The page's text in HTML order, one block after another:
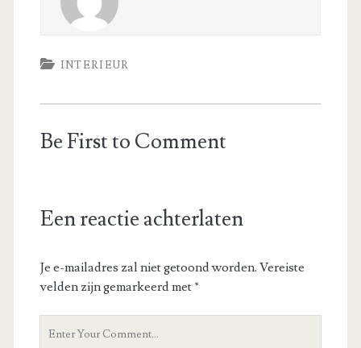
INTERIEUR
Be First to Comment
Een reactie achterlaten
Je e-mailadres zal niet getoond worden. Vereiste
velden zijn gemarkeerd met*